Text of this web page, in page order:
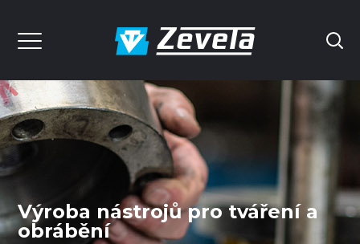
Výroba nástrojů pro tváření a
obrábění